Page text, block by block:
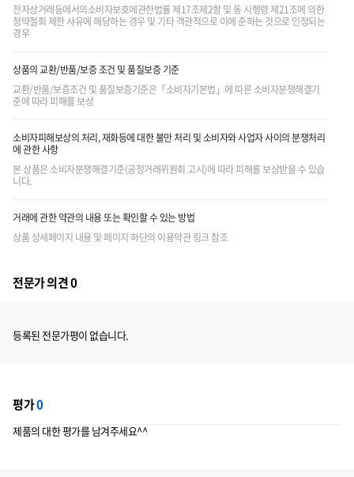
전자상거래등에서의소비자보호에관한법률 제17조제2항 및 동 시행령 제21조에 의한
청약철회 제한 사유에 해당하는 경우 및 기타 객관적으로 이에 준하는 것으로 인정되는
경우
상품의 교환/반품/보증 조건 및 품질보증 기준
교환/반품/보증조건 및 품질보증기준은「소비자기본법」에 따른 소비자분쟁해결기
준에 따라 피해를 보상
소비자피해보상의 처리, 재화등에 대한 불만 처리 및 소비자와 사업자 사이의 분쟁처리
에 관한 사항
본 상품은 소비자분쟁해결기준(공정거래위원회 고시)에 따라 피해를 보상받을 수 있습
니다.
거래에 관한 약관의 내용 또는 확인할 수 있는 방법
상품 상세페이지 내용 및 페이지 하단의 이용약관 링크 참조
전문가 의견 0
등록된 전문가평이 없습니다.
평가0
제품의 대한 평가를 남겨주세요^^